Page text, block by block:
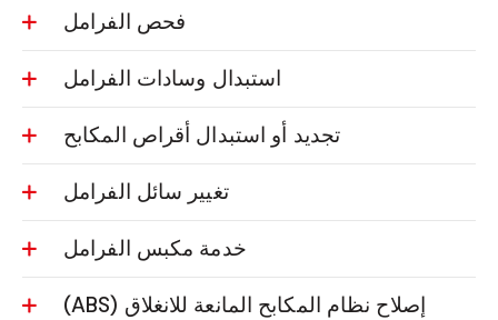
فحص الفرامل
استبدال وسادات الفرامل
تجديد أو استبدال أقراص المكابح
تغيير سائل الفرامل
خدمة مكبس الفرامل
إصلاح نظام المكابح المانعة للانغلاق (ABS)